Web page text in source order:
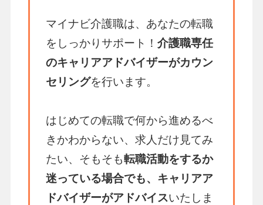
マイナビ介護職は、あなたの転職
をしっかりサポート！ 介護職専任
のキャリアアドバイザーがカウン
セリングを行います。
はじめての転職で何から進めるべ
きかわからない、求人だけ見てみ
たい、そもそも転職活動をするか
迷っている場合でも、キャリアア
ドバイザーがアドバイスいたしま